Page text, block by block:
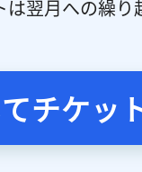
翌月への繰り
チケッ